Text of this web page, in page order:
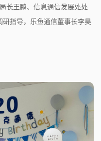
长王鹏、信息通信发展处处
研指导，乐鱼通信董事长李昊